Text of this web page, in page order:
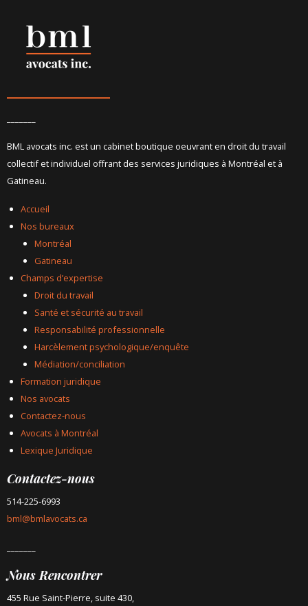
BML avocats inc. est un cabinet boutique oeuvrant en droit du travail
collectif et individuel offrant des services juridiques à Montréal et à
Gatineau.
Accueil
Nos bureaux
Montréal
Gatineau
Champs d’expertise
Droit du travail
Santé et sécurité au travail
Responsabilité professionnelle
Harcèlement psychologique/enquête
Médiation/conciliation
Formation juridique
Nos avocats
Contactez-nous
Avocats à Montréal
Lexique Juridique
Contactez-nous
514-225-6993
bml@bmlavocats.ca
Nous Rencontrer
455 Rue Saint-Pierre, suite 430,